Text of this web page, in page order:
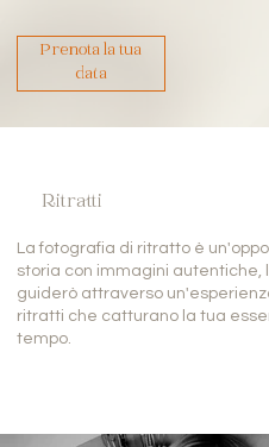
Prenota la tua
data
Ritratti
La fotografia di ritratto è
storia con immagini autentiche,
guiderò attraverso
ritratti che catturano la tua
tempo.